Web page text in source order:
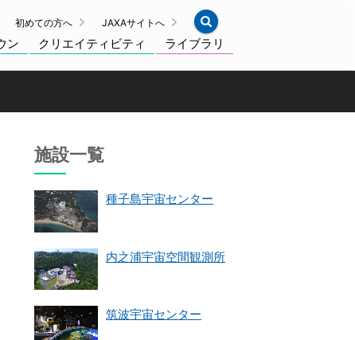
初めての方へ JAXAサイトへ
ン クリエイティビティ ライブラリ
施設一覧
種子島宇宙センター
内之浦宇宙空間観測所
筑波宇宙センター